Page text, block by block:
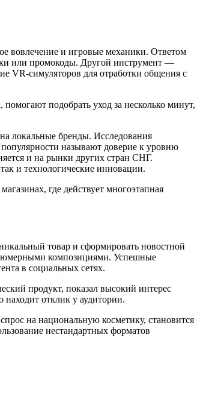
вовлечение и игровые механики. Ответом
или промокоды. Другой инструмент —
VR-симуляторов для отработки общения с
подобрать уход за несколько минут,
локальные бренды. Исследования
называют доверие к уровню
и на рынки других стран СНГ.
и технологические инновации.
где действует многоэтапная
товар и сформировать новостной
композициями. Успешные
в социальных сетях.
продукт, показал высокий интерес
отклик у аудитории.
на национальную косметику, становится
нестандартных форматов